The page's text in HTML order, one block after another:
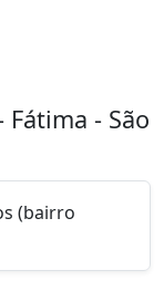
Fátima - São
(bairro